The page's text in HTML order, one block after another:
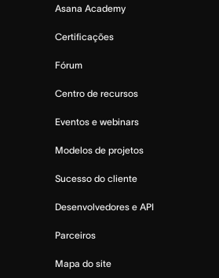
Asana Academy
Certificações
Fórum
Centro de recursos
Eventos e webinars
Modelos de projetos
Sucesso do cliente
Desenvolvedores e API
Parceiros
Mapa do site